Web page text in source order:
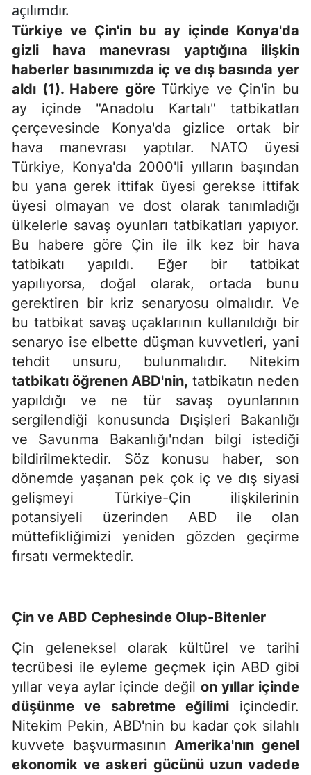
açılımdır.
Türkiye ve Çin'in bu ay içinde Konya'da
gizli hava manevrası yaptığına ilişkin
haberler basınımızda iç ve dış basında yer
aldı (1). Habere göre Türkiye ve Çin'in bu
ay içinde "Anadolu Kartalı" tatbikatları
çerçevesinde Konya'da gizlice ortak bir
hava manevrası yaptılar. NATO üyesi
Türkiye, Konya'da 2000'li yılların başından
bu yana gerek ittifak üyesi gerekse ittifak
üyesi olmayan ve dost olarak tanımladığı
ülkelerle savaş oyunları tatbikatları yapıyor.
Bu habere göre Çin ile ilk kez bir hava
tatbikatı yapıldı. Eğer bir tatbikat
yapılıyorsa, doğal olarak, ortada bunu
gerektiren bir kriz senaryosu olmalıdır. Ve
bu tatbikat savaş uçaklarının kullanıldığı bir
senaryo ise elbette düşman kuvvetleri, yani
tehdit unsuru, bulunmalıdır. Nitekim
tatbikatı öğrenen ABD'nin, tatbikatın neden
yapıldığı ve ne tür savaş oyunlarının
sergilendiği konusunda Dışişleri Bakanlığı
ve Savunma Bakanlığı'ndan bilgi istediği
bildirilmektedir. Söz konusu haber, son
dönemde yaşanan pek çok iç ve dış siyasi
gelişmeyi Türkiye-Çin ilişkilerinin
potansiyeli üzerinden ABD ile olan
müttefikliğimizi yeniden gözden geçirme
fırsatı vermektedir.
Çin ve ABD Cephesinde Olup-Bitenler
Çin geleneksel olarak kültürel ve tarihi
tecrübesi ile eyleme geçmek için ABD gibi
yıllar veya aylar içinde değil on yıllar içinde
düşünme ve sabretme eğilimiiçindedir.
Nitekim Pekin, ABD'nin bu kadar çok silahlı
kuvvete başvurmasınınAmerika'nın genel
ekonomik ve askeri gücünü uzun vadede